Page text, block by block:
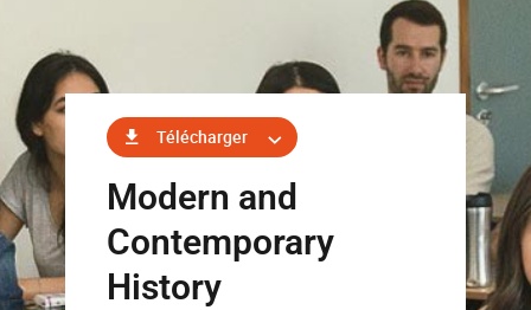
Télécharger
Modern and
Contemporary
History